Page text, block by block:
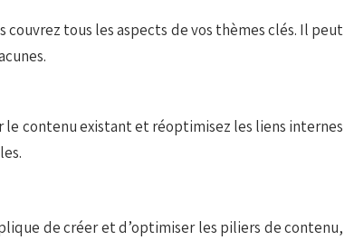
tous les aspects de vos thèmes clés. Il peut
le contenu existant et réoptimisez les liens internes
de créer et d’optimiser les piliers de contenu,